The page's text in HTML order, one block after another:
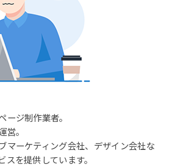
ージ制作業者。
。
マーケティング会社、デザイン会社な
スを提供しています。